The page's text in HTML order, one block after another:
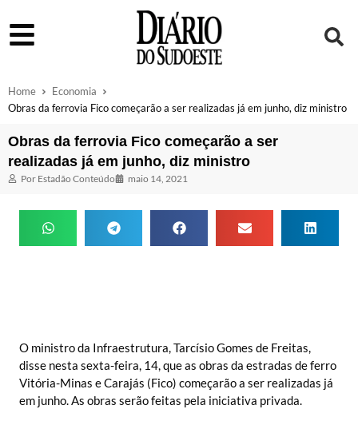
Home
Economia
Obras da ferrovia Fico começarão a ser realizadas já em junho, diz ministro
Obras da ferrovia Fico começarão a ser
realizadas já em junho, diz ministro
Por Estadão Conteúdo maio 14, 2021
O ministro da Infraestrutura, Tarcísio Gomes de Freitas,
disse nesta sexta-feira, 14, que as obras da estradas de ferro
Vitória-Minas e Carajás (Fico) começarão a ser realizadas já
em junho. As obras serão feitas pela iniciativa privada.